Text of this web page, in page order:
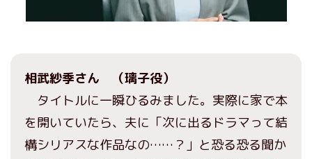
相武紗季さん （璃子役）
タイトルに一瞬ひるみました。実際に家で本
を開いていたら、夫に「次に出るドラマって結
構シリアスな作品なの……？」と恐る恐る聞か